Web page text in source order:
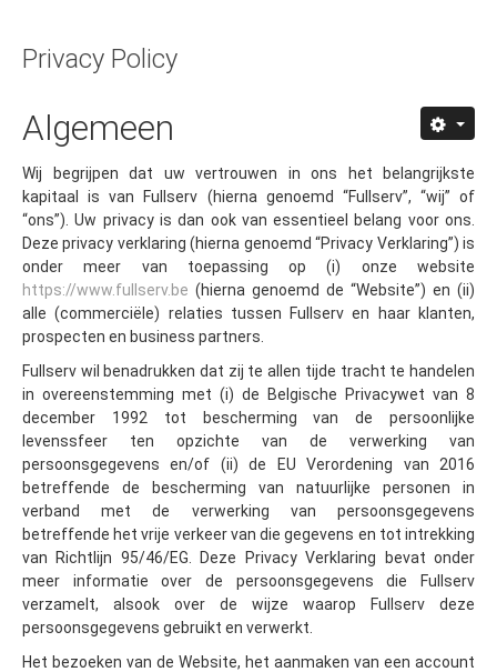
Privacy Policy
Algemeen
Wij begrijpen dat uw vertrouwen in ons het belangrijkste
kapitaal is van Fullserv (hierna genoemd “Fullserv”, “wij” of
“ons”). Uw privacy is dan ook van essentieel belang voor ons.
Deze privacy verklaring (hierna genoemd “Privacy Verklaring”) is
onder meer van toepassing op (i) onze website
https://www.fullserv.be (hierna genoemd de “Website”) en (ii)
alle (commerciële) relaties tussen Fullserv en haar klanten,
prospecten en business partners.
Fullserv wil benadrukken dat zij te allen tijde tracht te handelen
in overeenstemming met (i) de Belgische Privacywet van 8
december 1992 tot bescherming van de persoonlijke
levenssfeer ten opzichte van de verwerking van
persoonsgegevens en/of (ii) de EU Verordening van 2016
betreffende de bescherming van natuurlijke personen in
verband met de verwerking van persoonsgegevens
betreffende het vrije verkeer van die gegevens en tot intrekking
van Richtlijn 95/46/EG. Deze Privacy Verklaring bevat onder
meer informatie over de persoonsgegevens die Fullserv
verzamelt, alsook over de wijze waarop Fullserv deze
persoonsgegevens gebruikt en verwerkt.
Het bezoeken van de Website, het aanmaken van een account